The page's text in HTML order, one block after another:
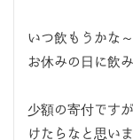
いつ飲もうかな
お休みの日に飲
少額の寄付です
けたらなと思いま